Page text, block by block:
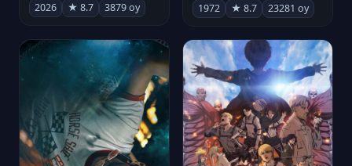
2026 ★ 8.7 3879 oy 1972 ★ 8.7 23281 oy